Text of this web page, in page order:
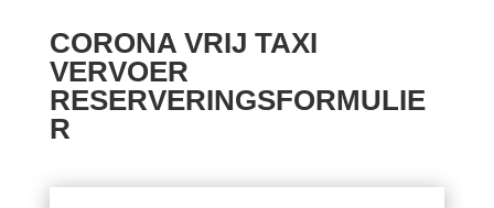
CORONA VRIJ TAXI
VERVOER
RESERVERINGSFORMULIE
R